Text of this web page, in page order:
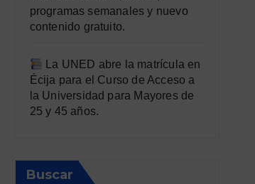
programas semanales y nuevo
contenido gratuito.
La UNED abre la matrícula en
Écija para el Curso de Acceso a
la Universidad para Mayores de
25 y 45 años.
Buscar